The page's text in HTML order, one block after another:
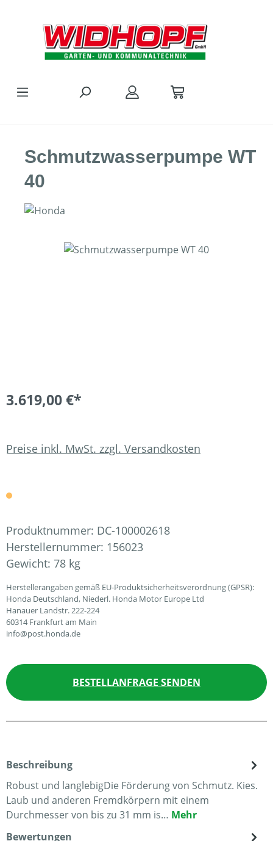
Schmutzwasserpumpe WT
40
Bildergalerie überspringen
3.619,00 €*
Preise inkl. MwSt. zzgl. Versandkosten
Produktnummer: DC-100002618
Herstellernummer: 156023
Gewicht: 78 kg
Herstellerangaben gemäß EU-Produktsicherheitsverordnung (GPSR):
Honda Deutschland, Niederl. Honda Motor Europe Ltd
Hanauer Landstr. 222-224
60314 Frankfurt am Main
info@post.honda.de
BESTELLANFRAGE SENDEN
Beschreibung
Robust und langlebigDie Förderung von Schmutz. Kies.
Laub und anderen Fremdkörpern mit einem
Durchmesser von bis zu 31 mm is… Mehr
Bewertungen